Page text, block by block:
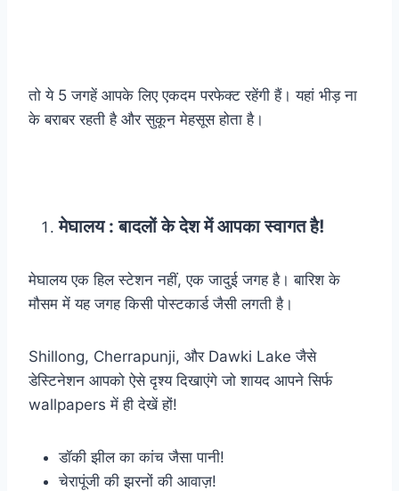
तो ये 5 जगहें आपके लिए एकदम परफेक्ट रहेंगी हैं। यहां भीड़ ना
के बराबर रहती है और सुकून मेहसूस होता है।
मेघालय : बादलों के देश में आपका स्वागत है!
मेघालय एक हिल स्टेशन नहीं, एक जादुई जगह है। बारिश के
मौसम में यह जगह किसी पोस्टकार्ड जैसी लगती है।
Shillong, Cherrapunji, और Dawki Lake जैसे
डेस्टिनेशन आपको ऐसे दृश्य दिखाएंगे जो शायद आपने सिर्फ
wallpapers में ही देखें हों!
डॉकी झील का कांच जैसा पानी!
चेरापूंजी की झरनों की आवाज़!